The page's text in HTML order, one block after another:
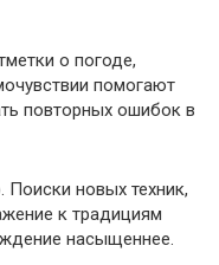
о погоде,
помогают
повторных ошибок в
Поиски новых техник,
к традициям
насыщеннее.